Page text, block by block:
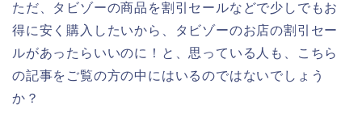
ただ、タビゾーの商品を割引セールなどで少しでもお
得に安く購入したいから、タビゾーのお店の割引セー
ルがあったらいいのに！と、思っている人も、こちら
の記事をご覧の方の中にはいるのではないでしょう
か？